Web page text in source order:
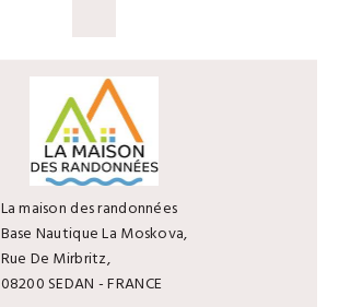
La maison des randonnées
Base Nautique La Moskova,
Rue De Mirbritz,
08200 SEDAN - FRANCE